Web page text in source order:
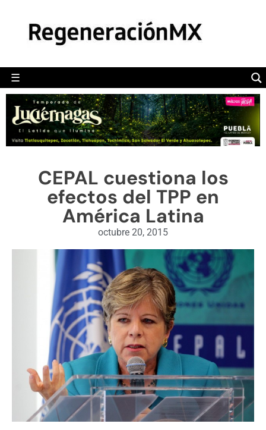
☰
POLÍTICA
CAMALEÓN
OPINIÓN
DEPORTES
VIDEOS
CEPAL cuestiona los
efectos del TPP en
América Latina
octubre 20, 2015